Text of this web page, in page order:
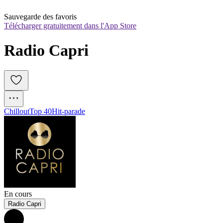
Sauvegarde des favoris
Télécharger gratuitement dans l'App Store
Radio Capri
ChilloutTop 40Hit-parade
En cours
Radio Capri